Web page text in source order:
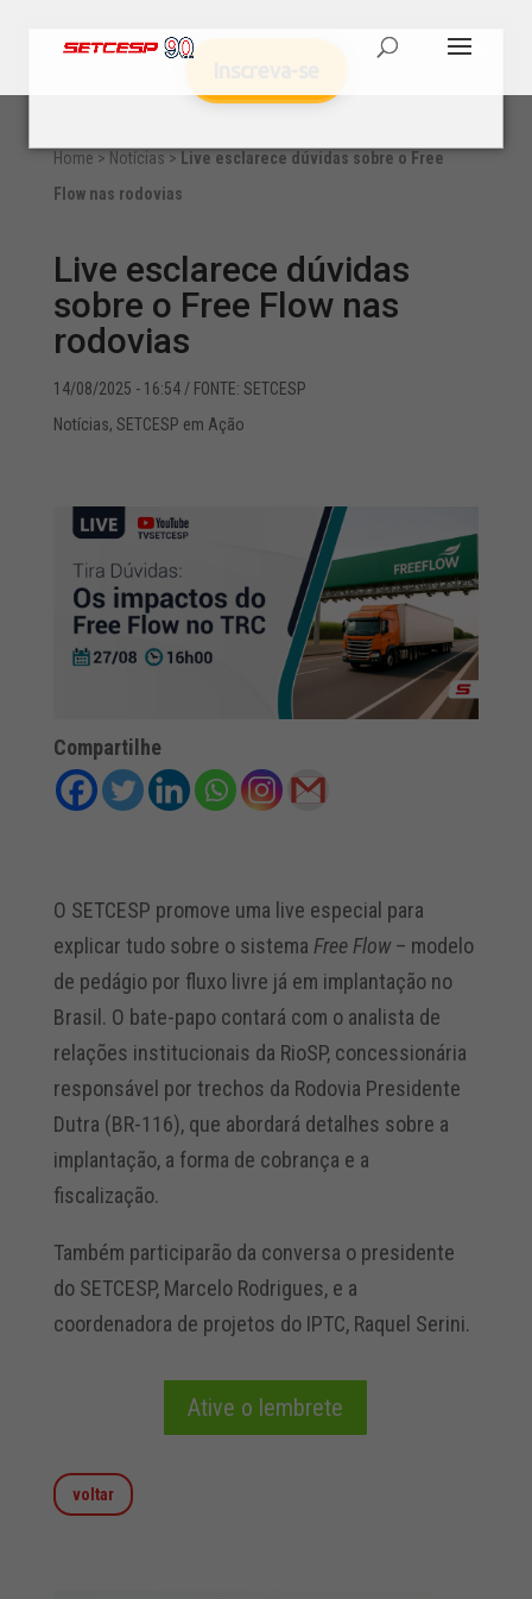
Home > Notícias > Live esclarece dúvidas sobre o Free
Flow nas rodovias
Live esclarece dúvidas
sobre o Free Flow nas
rodovias
14/08/2025 - 16:54/ FONTE: SETCESP
Notícias, SETCESP em Ação
Compartilhe
O SETCESP promove uma live especial para
explicar tudo sobre o sistema Free Flow– modelo
de pedágio por fluxo livre já em implantação no
Brasil. O bate-papo contará com o analista de
relações institucionais da RioSP, concessionária
responsável por trechos da Rodovia Presidente
Dutra (BR-116), que abordará detalhes sobre a
implantação, a forma de cobrança e a
fiscalização.
Também participarão da conversa o presidente
do SETCESP, Marcelo Rodrigues, e a
coordenadora de projetos do IPTC, Raquel Serini.
Ative o lembrete
voltar